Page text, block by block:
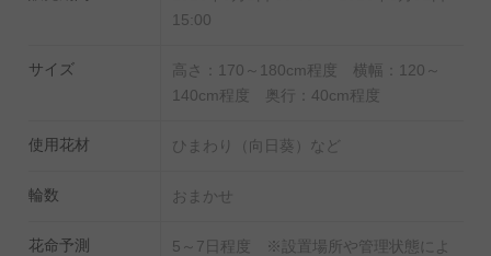
合わせください。
15:00
サイズ
高さ：170～180cm程度 横幅：120～
140cm程度 奥行：40cm程度
使用花材 ひまわり（向日葵）など
輪数 おまかせ
花命予測
5～7日程度 ※設置場所や管理状態によ